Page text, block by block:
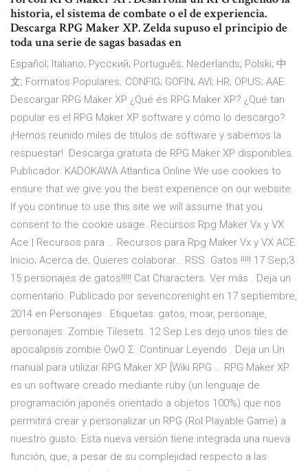
historia, el sistema de combate o el de experiencia.
Descarga RPG Maker XP. Zelda supuso el principio de
toda una serie de sagas basadas en
Español; Italiano; Русский; Português; Nederlands; Polski; 中
文; Formatos Populares. CONFIG; GOFIN; AVI; HR; OPUS; AAE
Descargar RPG Maker XP ¿Qué és RPG Maker XP? ¿Qué tan
popular es el RPG Maker XP software y cómo lo descargo?
¡Hemos reunido miles de títulos de software y sabemos la
respuestar! Descarga gratuita de RPG Maker XP disponibles.
Publicador: KADOKAWA Atlantica Online We use cookies to
ensure that we give you the best experience on our website.
If you continue to use this site we will assume that you
consent to the cookie usage. Recursos Rpg Maker Vx y VX
Ace | Recursos para … Recursos para Rpg Maker Vx y VX ACE.
Inicio; Acerca de; Quieres colaborar… RSS. Gatos !!!!! 17 Sep;3
15 personajes de gatos!!!!! Cat Characters. Ver más . Deja un
comentario. Publicado por sevencorenight en 17 septiembre,
2014 en Personajes . Etiquetas: gatos, moar, personaje,
personajes. Zombie Tilesets. 12 Sep Les dejo unos tiles de
apocalipsis zombie OwO Σ. Continuar Leyendo . Deja un Un
manual para utilizar RPG Maker XP [Wiki RPG … RPG Maker XP
es un software creado mediante ruby (un lenguaje de
programación japonés orientado a objetos 100%) que nos
permitirá crear y personalizar un RPG (Rol Playable Game) a
nuestro gusto. Esta nueva versión tiene integrada una nueva
función, que, a pesar de su complejidad respecto a las